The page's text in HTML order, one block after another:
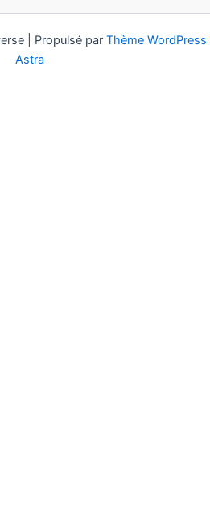
| Propulsé par Thème WordPress
Astra